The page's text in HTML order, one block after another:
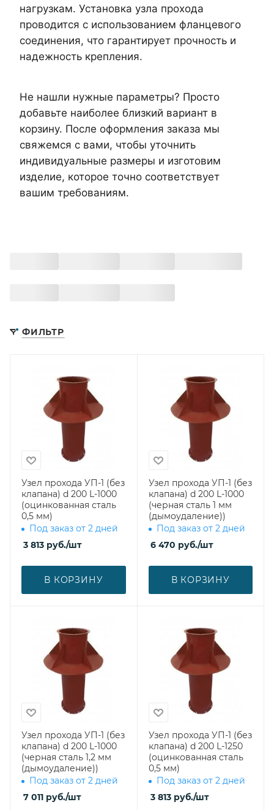
нагрузкам. Установка узла прохода
проводится с использованием фланцевого
соединения, что гарантирует прочность и
надежность крепления.
Не нашли нужные параметры? Просто
добавьте наиболее близкий вариант в
корзину. После оформления заказа мы
свяжемся с вами, чтобы уточнить
индивидуальные размеры и изготовим
изделие, которое точно соответствует
вашим требованиям.
ФИЛЬТР
Узел прохода УП-1 (без
клапана) d 200 L-1000
(оцинкованная сталь
0,5 мм)
Под заказ от 2 дней
3 813 руб./шт
В КОРЗИНУ
Узел прохода УП-1 (без
клапана) d 200 L-1000
(черная сталь 1 мм
(дымоудаление))
Под заказ от 2 дней
6 470 руб./шт
В КОРЗИНУ
Узел прохода УП-1 (без
клапана) d 200 L-1000
(черная сталь 1,2 мм
(дымоудаление))
Под заказ от 2 дней
7 011 руб./шт
Узел прохода УП-1 (без
клапана) d 200 L-1250
(оцинкованная сталь
0,5 мм)
Под заказ от 2 дней
3 813руб./шт